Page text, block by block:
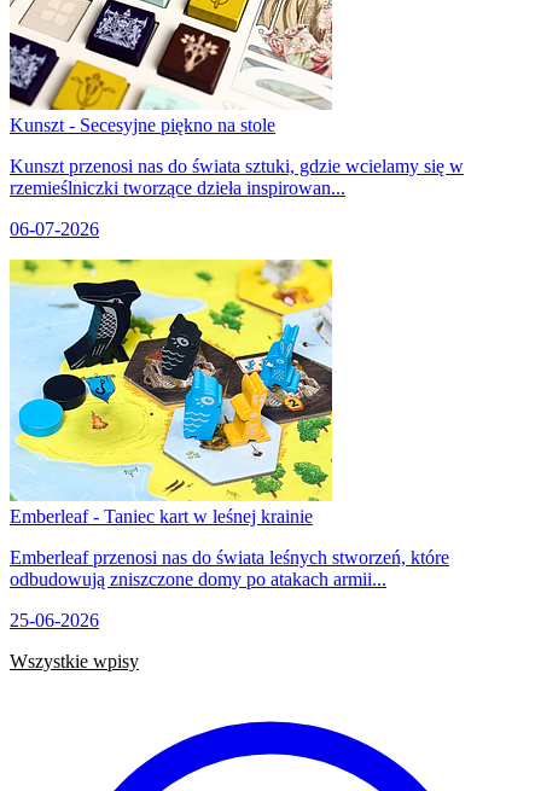
Kunszt - Secesyjne piękno na stole
Kunszt przenosi nas do świata sztuki, gdzie wcielamy się w
rzemieślniczki tworzące dzieła inspirowan...
06-07-2026
Emberleaf - Taniec kart w leśnej krainie
Emberleaf przenosi nas do świata leśnych stworzeń, które
odbudowują zniszczone domy po atakach armii...
25-06-2026
Wszystkie wpisy